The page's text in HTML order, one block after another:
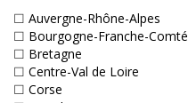
☐ Auvergne-Rhône-Alpes
☐ Bourgogne-Franche-Comté
☐ Bretagne
☐ Centre-Val de Loire
☐ Corse